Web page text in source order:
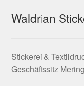
Waldrian
Stickerei &
Geschäftssitz Mering